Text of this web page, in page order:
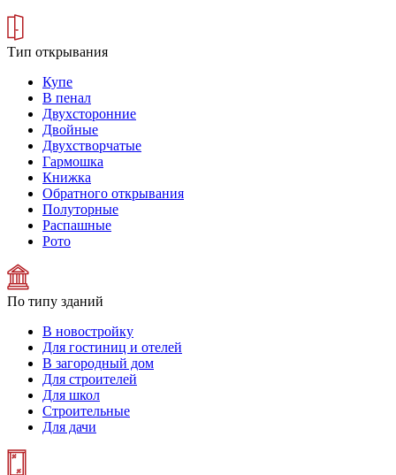
Тип открывания
Купе
В пенал
Двухсторонние
Двойные
Двухстворчатые
Гармошка
Книжка
Обратного открывания
Полуторные
Распашные
Рото
По типу зданий
В новостройку
Для гостиниц и отелей
В загородный дом
Для строителей
Для школ
Строительные
Для дачи